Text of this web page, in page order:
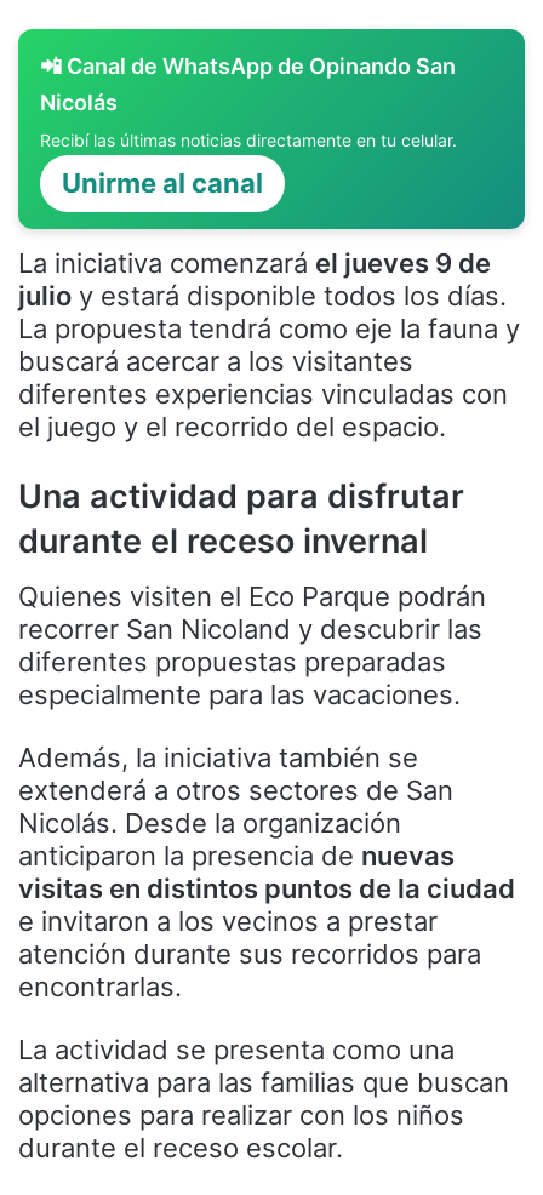
📲 Canal de WhatsApp de Opinando San
Nicolás
Recibí las últimas noticias directamente en tu celular.
Unirme al canal
La iniciativa comenzará el jueves 9 de
julio y estará disponible todos los días.
La propuesta tendrá como eje la fauna y
buscará acercar a los visitantes
diferentes experiencias vinculadas con
el juego y el recorrido del espacio.
Una actividad para disfrutar
durante el receso invernal
Quienes visiten el Eco Parque podrán
recorrer San Nicoland y descubrir las
diferentes propuestas preparadas
especialmente para las vacaciones.
Además, la iniciativa también se
extenderá a otros sectores de San
Nicolás. Desde la organización
anticiparon la presencia de nuevas
visitas en distintos puntos de la ciudad
e invitaron a los vecinos a prestar
atención durante sus recorridos para
encontrarlas.
La actividad se presenta como una
alternativa para las familias que buscan
opciones para realizar con los niños
durante el receso escolar.